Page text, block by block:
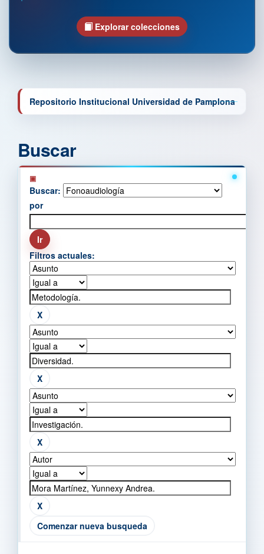
Explorar colecciones
Repositorio Institucional Universidad de Pamplona
Buscar
Buscar:
por
Filtros actuales:
Comenzar nueva busqueda